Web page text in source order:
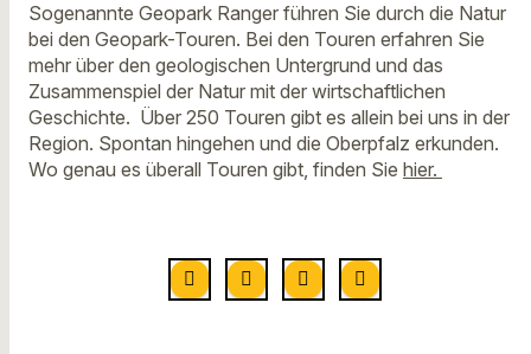
Sogenannte Geopark Ranger führen Sie durch die Natur
bei den Geopark-Touren. Bei den Touren erfahren Sie
mehr über den geologischen Untergrund und das
Zusammenspiel der Natur mit der wirtschaftlichen
Geschichte. Über 250 Touren gibt es allein bei uns in der
Region. Spontan hingehen und die Oberpfalz erkunden.
Wo genau es überall Touren gibt, finden Sie hier.